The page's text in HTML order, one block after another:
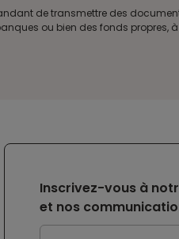
de transmettre des
ou bien des fonds propres,
Inscrivez-vous à
et nos